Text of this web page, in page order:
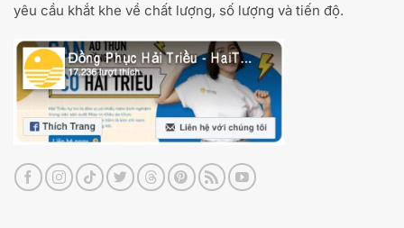
yêu cầu khắt khe về chất lượng, số lượng và tiến độ.